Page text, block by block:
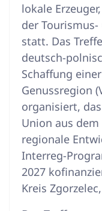
lokale
der
statt. Das
deutsch-
Schaffung
Genussregion
organisiert,
Union aus
regionale
Interreg-
2027
Kreis